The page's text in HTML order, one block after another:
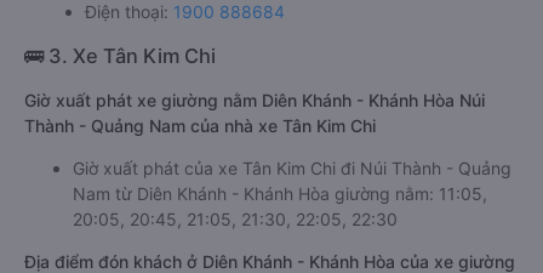
Điện thoại: 1900 888684
🚌 3. Xe Tân Kim Chi
Giờ xuất phát xe giường nằm Diên Khánh - Khánh Hòa Núi
Thành - Quảng Nam của nhà xe Tân Kim Chi
Giờ xuất phát của xe Tân Kim Chi đi Núi Thành - Quảng
Nam từ Diên Khánh - Khánh Hòa giường nằm: 11:05,
20:05, 20:45, 21:05, 21:30, 22:05, 22:30
Địa điểm đón khách ở Diên Khánh - Khánh Hòa của xe giường